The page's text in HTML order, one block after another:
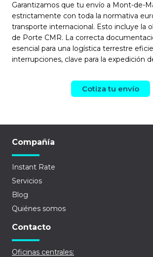
Garantizamos que tu envío a Mont-de-
estrictamente con toda la normativa
transporte internacional. Esto incluye la
de Porte CMR. La correcta
esencial para una logística terrestre
interrupciones, clave para la expedición
Cotiza tu envío
Compañía
Instant Rate
Servicios
Blog
Quiénes somos
Contacto
Oficinas centrales: